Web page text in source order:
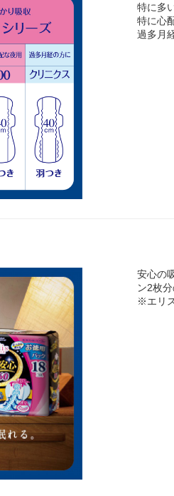
特に多
特に
過多
安心の
ン2枚
※エリ